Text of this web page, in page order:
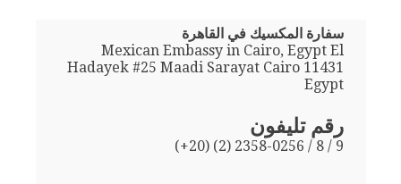
سفارة المكسيك في القاهرة
Mexican Embassy in Cairo, Egypt El
Hadayek #25 Maadi Sarayat Cairo 11431
Egypt
رقم تليفون
(+20) (2) 2358-0256 / 8 / 9